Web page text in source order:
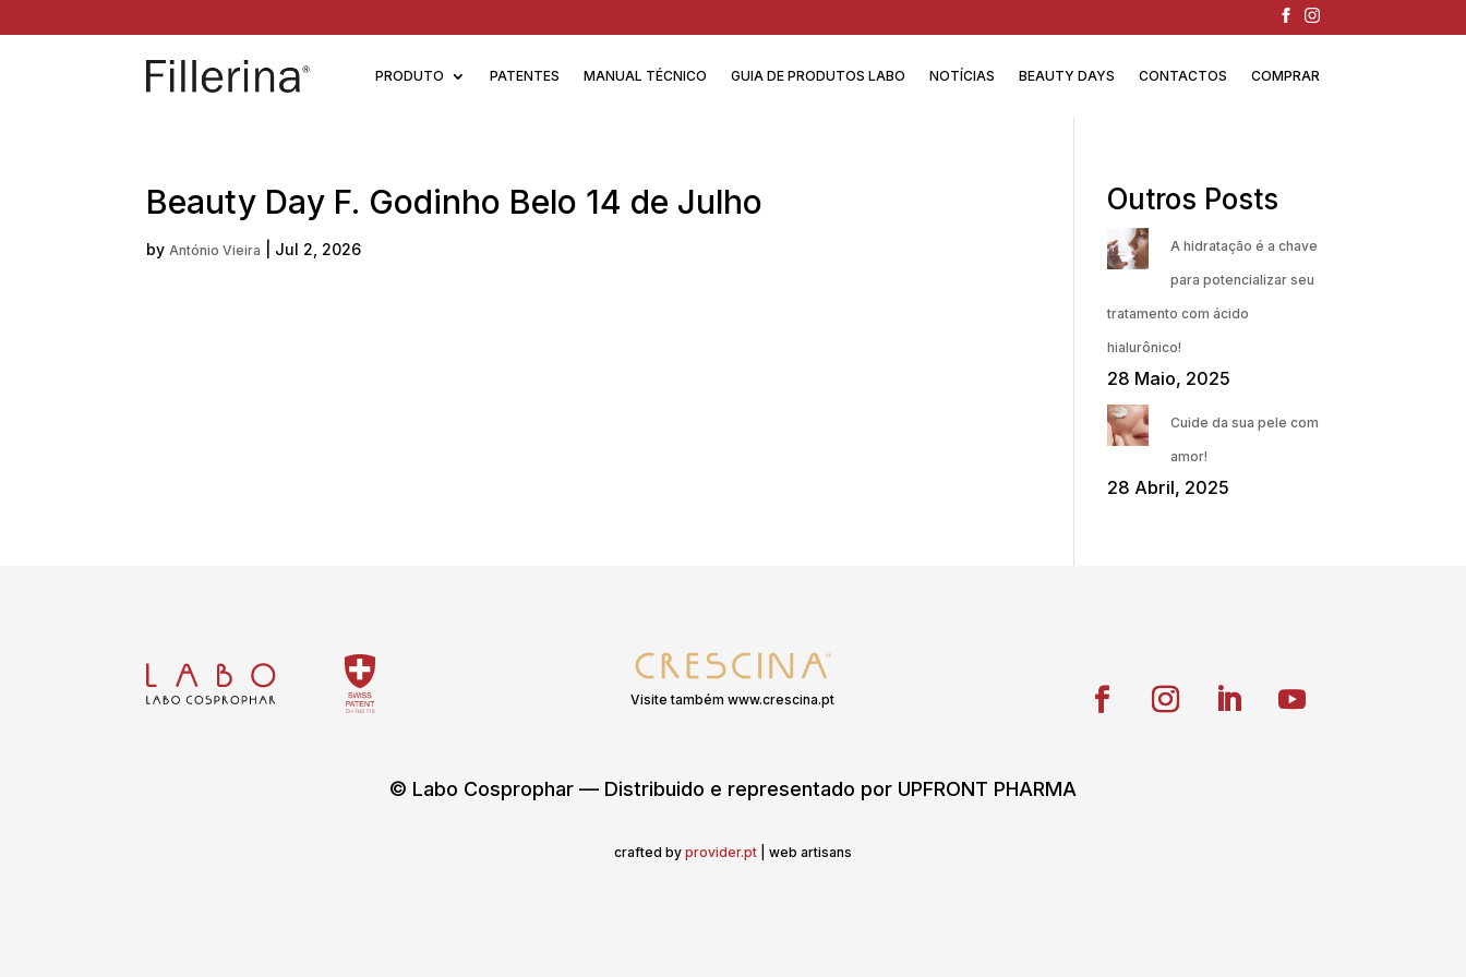
PRODUTO PATENTES MANUAL TÉCNICO GUIA DE PRODUTOS LABO NOTÍCIAS BEAUTY DAYS CONTACTOS COMPRAR
Beauty Day F. Godinho Belo 14 de Julho
by António Vieira Jul 2, 2026
Outros Posts
A hidratação é a chave
para potencializar seu
tratamento com ácido
hialurônico!
28 Maio, 2025
Cuide da sua pele com
amor!
28 Abril, 2025
Visite também www.crescina.pt
© Labo Cosprophar — Distribuido e representado por UPFRONT PHARMA
crafted by provider.pt | web artisans